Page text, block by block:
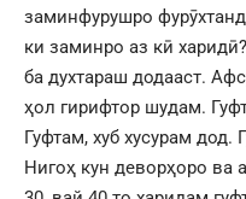
заминфурушро
ки заминро аз кӣ
ба духтараш додааст.
ҳол гирифтор шудам.
Гуфтам, хуб хусурам дод.
Нигоҳ кун деворҳоро ва